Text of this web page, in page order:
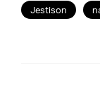
Jestison